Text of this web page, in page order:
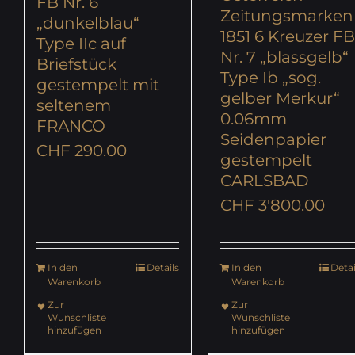
„dunkelblau“
Type IIc auf
Briefstück
gestempelt mit
seltenem
FRANCO
CHF 290.00
In den
Warenkorb
Details
Zur
Wunschliste
hinzufügen
Zeitungsmarken
1851 6 Kreuzer FB
Nr. 7 „blassgelb“
Type Ib „sog.
gelber Merkur“
0.06mm
Seidenpapier
gestempelt
CARLSBAD
CHF 3'800.00
In den
Warenkorb
Zur
Wunschliste
hinzufügen